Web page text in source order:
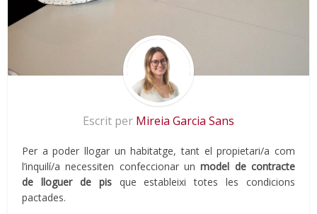
Escrit per Mireia Garcia Sans
Per a poder llogar un habitatge, tant el propietari/a com
l’inquilí/a necessiten confeccionar unmodel de contracte
de lloguer de pisque estableixi totes les condicions
pactades.